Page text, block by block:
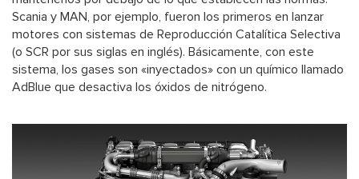
Scania y MAN, por ejemplo, fueron los primeros en lanzar
motores con sistemas de Reproducción Catalítica Selectiva
(o SCR por sus siglas en inglés). Básicamente, con este
sistema, los gases son «inyectados» con un químico llamado
AdBlue que desactiva los óxidos de nitrógeno.